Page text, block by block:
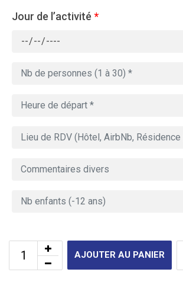
Jour de l’activité *
AJOUTER AU PANIER